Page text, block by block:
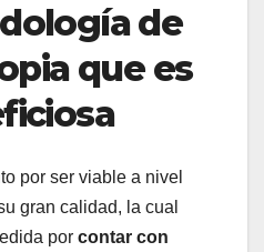
de
que es
por ser viable a nivel
gran calidad, la cual
por contar con